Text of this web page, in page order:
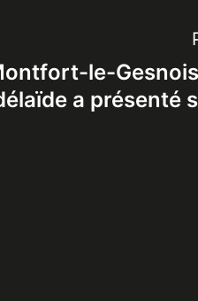
le-
a présenté